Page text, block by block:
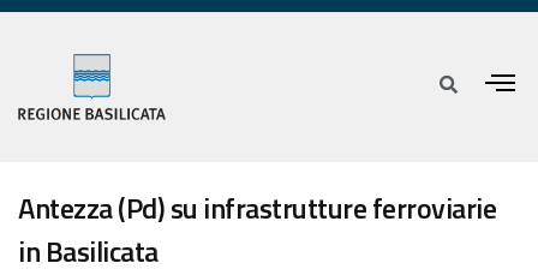
Antezza (Pd) su infrastrutture ferroviarie
in Basilicata